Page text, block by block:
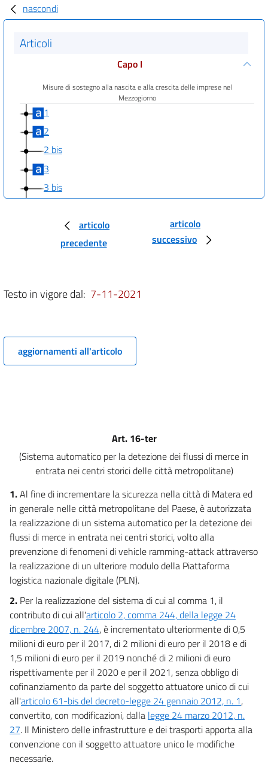
nascondi
Articoli
Capo I
Misure di sostegno alla nascita e alla crescita delle imprese nel
Mezzogiorno
1
2
2 bis
3
3 bis
Zone economiche speciali - ZES
5 bis
Semplificazioni
6
9
9 ter
9 quater
9 quinquies
9 sexies
Capo IV
Ulteriori interventi per il Mezzogiorno e per la coesione
territoriale
10
10 bis
10 ter
11
11 bis
11 ter
11 quater
12
articolo
precedente
articolo
successivo
Testo in vigore dal: 7-11-2021
aggiornamenti all'articolo
Art. 16-ter
(Sistema automatico per la detezione dei flussi di merce in
entrata nei centri storici delle città metropolitane)
1.Al fine di incrementare la sicurezza nella città di Matera ed
in generale nelle città metropolitane del Paese, è autorizzata
la realizzazione di un sistema automatico per la detezione dei
flussi di merce in entrata nei centri storici, volto alla
prevenzione di fenomeni di vehicle ramming-attack attraverso
la realizzazione di un ulteriore modulo della Piattaforma
logistica nazionale digitale (PLN).
2. Per la realizzazione del sistema di cui al comma 1, il
contributo di cui all'articolo 2, comma 244, della legge 24
dicembre 2007, n. 244, è incrementato ulteriormente di 0,5
milioni di euro per il 2017, di 2 milioni di euro per il 2018 e di
1,5 milioni di euro per il 2019 nonché di 2 milioni di euro
rispettivamente per il 2020 e per il 2021, senza obbligo di
cofinanziamento da parte del soggetto attuatore unico di cui
all'articolo 61-bis del decreto-legge 24 gennaio 2012, n. 1,
convertito, con modificazioni, dalla legge 24 marzo 2012, n.
27. Il Ministero delle infrastrutture e dei trasporti apporta alla
convenzione con il soggetto attuatore unico le modifiche
necessarie.